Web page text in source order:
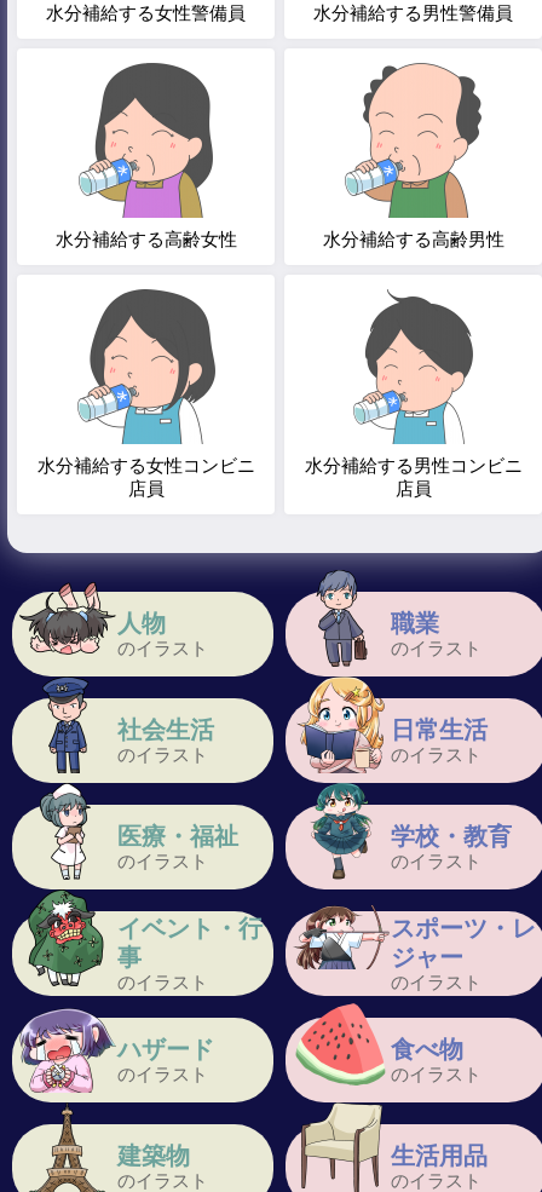
人物
のイラスト
職業
のイラスト
社会生活
のイラスト
日常生活
のイラスト
医療・福祉
のイラスト
学校・教育
のイラスト
イベント・行
事
のイラスト
スポーツ・レ
ジャー
のイラスト
ハザード
のイラスト
食べ物
のイラスト
建築物
のイラスト
生活用品
のイラスト
水分補給する女性警備員 水分補給する男性警備員
水分補給する高齢女性 水分補給する高齢男性
水分補給する女性コンビニ
店員
水分補給する男性コンビニ
店員